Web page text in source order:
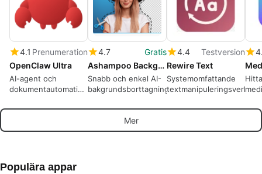
4.1 Prenumeration
OpenClaw Ultra
AI-agent och
dokumentautomatisering
arbetsflöden
4.7
Gratis
Ashampoo Background Remover 2
Snabb och enkel AI-
bakgrundsborttagning
4.4
Testversion
Rewire Text
Systemomfattande
textmanipuleringsverktyg
Mer
Populära appar